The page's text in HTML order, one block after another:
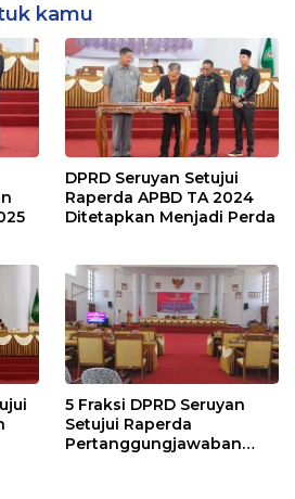
kamu
DPRD Seruyan Setujui
Raperda APBD TA 2024
Ditetapkan Menjadi Perda
5 Fraksi DPRD Seruyan
Setujui Raperda
Pertanggungjawaban